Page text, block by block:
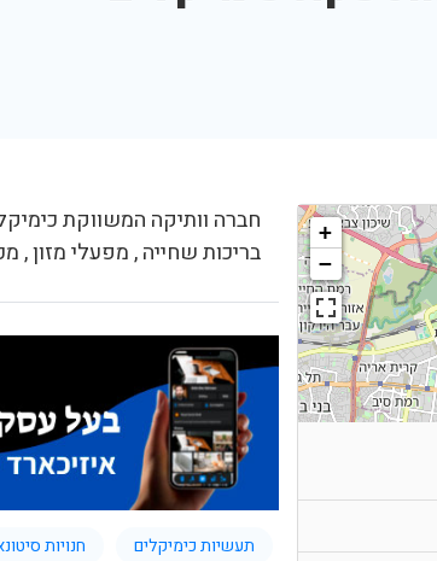
+
−
חברה וותיקה המשווקת
בריכות שחייה , מפעלי מזון ,
תעשיות כימיקלים חנויות